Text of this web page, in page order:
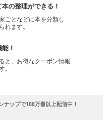
号
試し読み
カート
の整理ができる！
ごとなどに本を分類し
れます。
！
と、お得なクーポン情報
ップで188万冊以上配信中！